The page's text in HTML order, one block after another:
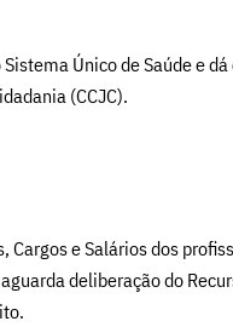
Único de Saúde e
(CCJC).
e Salários dos
deliberação do